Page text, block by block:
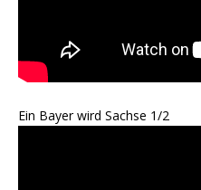
Ein Bayer wird Sachse 1/2